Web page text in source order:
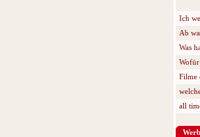
Ich
Ab
Was
Wofür
Filme
all